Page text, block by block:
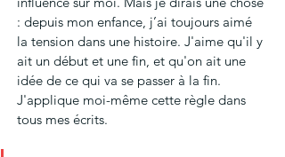
: depuis mon enfance, j’ai toujours aimé
la tension dans une histoire. J'aime qu'il y
ait un début et une fin, et qu'on ait une
idée de ce qui va se passer à la fin.
J'applique moi-même cette règle dans
tous mes écrits.